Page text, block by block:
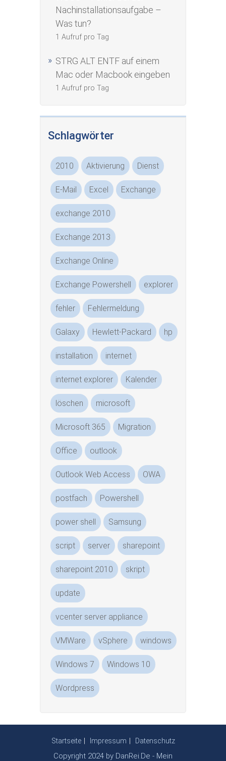
Nachinstallationsaufgabe –
Was tun?
1 Aufruf pro Tag
STRG ALT ENTF auf einem
Mac oder Macbook eingeben
1 Aufruf pro Tag
Schlagwörter
2010 Aktivierung Dienst
E-Mail Excel Exchange
exchange 2010
Exchange 2013
Exchange Online
Exchange Powershell explorer
fehler Fehlermeldung
Galaxy Hewlett-Packard hp
installation internet
internet explorer Kalender
löschen microsoft
Microsoft 365 Migration
Office outlook
Outlook Web Access OWA
postfach Powershell
power shell Samsung
script server sharepoint
sharepoint 2010 skript
update
vcenter server appliance
VMWare vSphere windows
Windows 7 Windows 10
Wordpress
Startseite Impressum Datenschutz
Copyright 2024 by DanRei.De - Mein